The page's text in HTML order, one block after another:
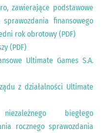
zawierające podstawowe
finansowego
rok obrotowy (PDF)
(PDF)
Ultimate Games S.A.
z działalności Ultimate
biegłego
rocznego sprawozdania